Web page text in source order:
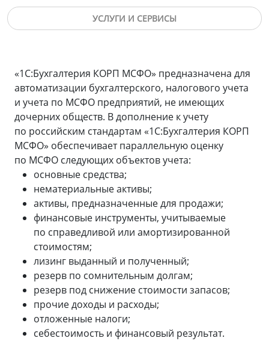
УСЛУГИ И СЕРВИСЫ
«1С:Бухгалтерия КОРП МСФО» предназначена для
автоматизации бухгалтерского, налогового учета
и учета по МСФО предприятий, не имеющих
дочерних обществ. В дополнение к учету
по российским стандартам «1С:Бухгалтерия КОРП
МСФО» обеспечивает параллельную оценку
по МСФО следующих объектов учета:
основные средства;
нематериальные активы;
активы, предназначенные для продажи;
финансовые инструменты, учитываемые
по справедливой или амортизированной
стоимостям;
лизинг выданный и полученный;
резерв по сомнительным долгам;
резерв под снижение стоимости запасов;
прочие доходы и расходы;
отложенные налоги;
себестоимость и финансовый результат.